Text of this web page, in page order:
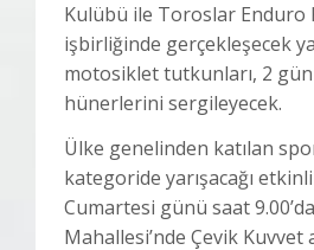
Kulübü ile Toroslar Enduro
işbirliğinde gerçekleşecek
motosiklet tutkunları, 2
hünerlerini sergileyecek.
Ülke genelinden katılan
kategoride yarışacağı
Cumartesi günü saat
Mahallesi’nde Çevik Kuvvet